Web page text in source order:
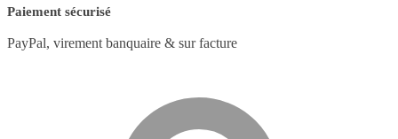
Paiement sécurisé
PayPal, virement banquaire & sur facture